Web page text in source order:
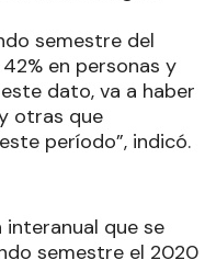
semestre del
en personas y
dato, va a haber
otras que
período”, indicó.
que se
semestre el 2020